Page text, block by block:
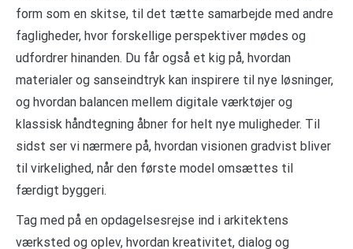
form som en skitse, til det tætte samarbejde med andre
fagligheder, hvor forskellige perspektiver mødes og
udfordrer hinanden. Du får også et kig på, hvordan
materialer og sanseindtryk kan inspirere til nye løsninger,
og hvordan balancen mellem digitale værktøjer og
klassisk håndtegning åbner for helt nye muligheder. Til
sidst ser vi nærmere på, hvordan visionen gradvist bliver
til virkelighed, når den første model omsættes til
færdigt byggeri.
Tag med på en opdagelsesrejse ind i arkitektens
værksted og oplev, hvordan kreativitet, dialog og